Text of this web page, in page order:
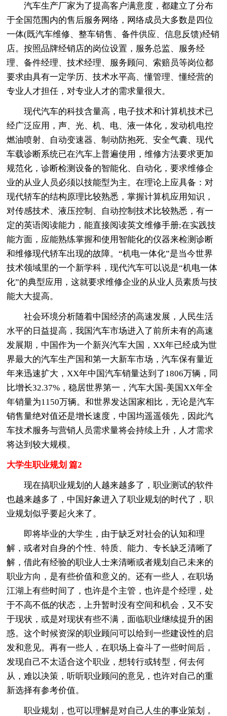
汽车生产厂家为了提高客户满意度，都建立了分布
于全国范围内的售后服务网络，网络成员大多数是四位
一体(既汽车维修、整车销售、备件供应、信息反馈)经销
店。按照品牌经销店的岗位设置，服务总监、服务经
理、备件经理、技术经理、服务顾问、索赔员等岗位都
要求由具有一定学历、技术水平高、懂管理、懂经营的
专业人才担任，对专业人才的需求量很大。
现代汽车的科技含量高，电子技术和计算机技术已
经广泛应用，声、光、机、电、液一体化，发动机电控
燃油喷射、自动变速器、制动防抱死、安全气囊、现代
车载诊断系统已在汽车上普遍使用，维修方法要求更加
规范化，诊断检测设备的智能化、自动化，要求维修企
业的从业人员必须以技能型为主。在理论上应具备：对
现代轿车的结构原理比较熟悉，掌握计算机应用知识，
对传感技术、液压控制、自动控制技术比较熟悉，有一
定的英语阅读能力，能直接阅读英文维修手册;在实践技
能方面，应能熟练掌握和使用智能化的仪器来检测诊断
和维修现代轿车出现的故障。“机电一体化”是当今世界
技术领域里的一个新学科，现代汽车可以说是“机电一体
化”的典型应用，这就要求维修企业的从业人员素质与技
能大大提高。
社会环境分析随着中国经济的高速发展，人民生活
水平的日益提高，我国汽车市场进入了前所未有的高速
发展期，中国作为一个新兴汽车大国，XX年已经成为世
界最大的汽车生产国和第一大新车市场，汽车保有量近
年来迅速扩大，XX年中国汽车销量达到了1806万辆，同
比增长32.37%，稳居世界第一，汽车大国-美国XX年全
年销量为1150万辆。和世界发达国家相比，无论是汽车
销售量绝对值还是增长速度，中国均遥遥领先，因此汽
车技术服务与营销人员需求量将会持续上升，人才需求
将达到较大规模。
大学生职业规划 篇2
现在搞职业规划的人越来越多了，职业测试的软件
也越来越多了，中国好象进入了职业规划的时代了，职
业规划似乎要起火来了。
即将毕业的大学生，由于缺乏对社会的认知和理
解，或者对自身的个性、特质、能力、专长缺乏清晰了
解，借此有经验的职业人士来清晰或者规划自己未来的
职业方向，是有些价值和意义的。还有一些人，在职场
江湖上有些时间了，也许是个主管，也许是个经理，处
于不高不低的状态，上升暂时没有空间和机会，又不安
于现状，或是对现状有些不满，面临职业继续提升的困
惑。这个时候资深的职业顾问可以给到一些建设性的启
发和意见。再有一些人，在职场上奋斗了一些时间后，
发现自己不太适合这个职业，想转行或转型，何去何
从，难以决策，听听职业顾问的意见，也许对自己的重
新选择有参考价值。
职业规划，也可以理解是对自己人生的事业策划，